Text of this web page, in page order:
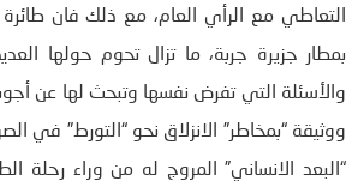
التعاطي مع الرأي العام، مع ذلك فان طائرة
بمطار جزيرة جربة، ما تزال تحوم حولها
والأسئلة التي تفرض نفسها وتبحث لها عن
ووثيقة “بمخاطر” الانزلاق نحو “التورط” في
“البعد الانساني” المروج له من وراء رحلة